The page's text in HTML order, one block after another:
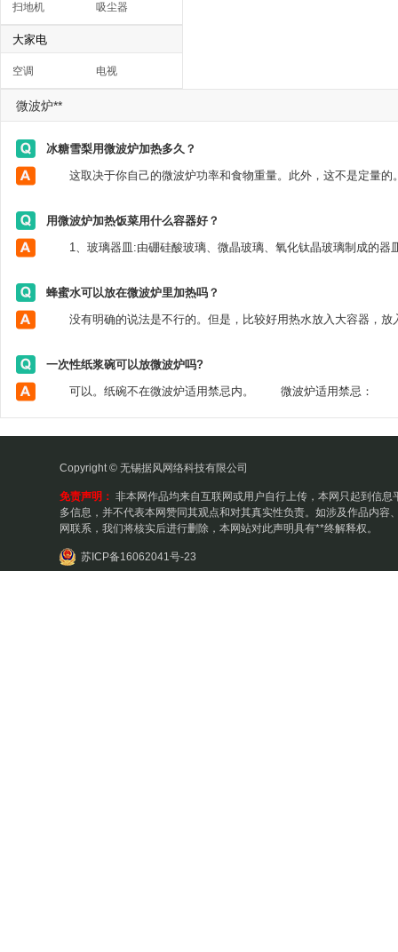
扫地机 吸尘器
大家电
空调 电视
微波炉**
冰糖雪梨用微波炉加热多久？
用微波炉加热饭菜用什么容器好？
蜂蜜水可以放在微波炉里加热吗？
一次性纸浆碗可以放微波炉吗?
Copyright © 无锡据风网络科技有限公司
免责声明： 非本网作品均来自互联网或用户自行上传，本网只起到信息
多信息，并不代表本网赞同其观点和对其真实性负责。如涉及作品内容
网联系，我们将核实后进行删除，本网站对此声明具有**终解释权。
苏ICP备16062041号-23